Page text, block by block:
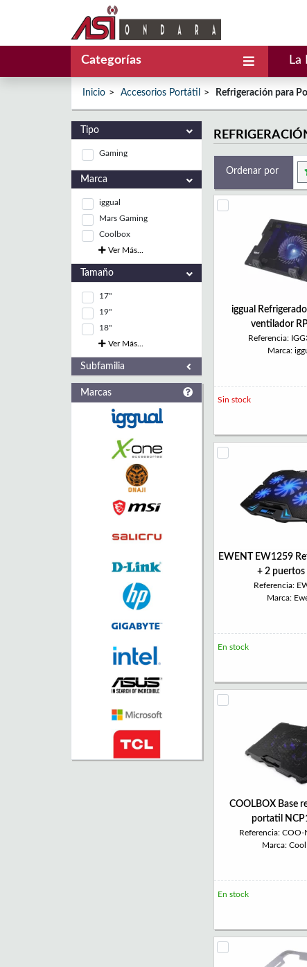
Categorías La
Inicio Accesorios Portátil Refrigeración para
Tipo
Gaming
Marca
iggual
Mars Gaming
Coolbox
Ver Más...
Tamaño
17"
19"
18"
Ver Más...
Subfamilia
Marcas
Ordenar por
iggual
ventilador
Referencia:
Marca:
Sin stock
EWENT EW1259
+ 2 puertos
Referencia:
Marca:
En stock
COOLBOX Base
portatil
Referencia: COO-
Marca:
En stock